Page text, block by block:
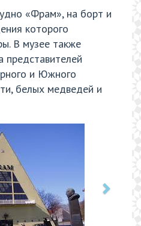
«Фрам», на борт и
которого
В музее также
представителей
и Южного
белых медведей и